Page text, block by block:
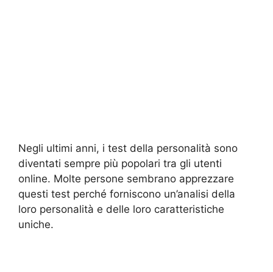
Negli ultimi anni, i test della personalità sono
diventati sempre più popolari tra gli utenti
online. Molte persone sembrano apprezzare
questi test perché forniscono un’analisi della
loro personalità e delle loro caratteristiche
uniche.